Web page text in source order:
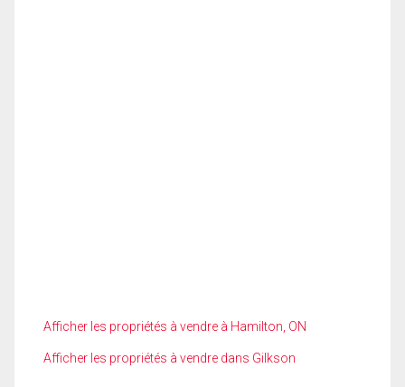
Afficher les propriétés à vendre à Hamilton, ON
Afficher les propriétés à vendre dans Gilkson